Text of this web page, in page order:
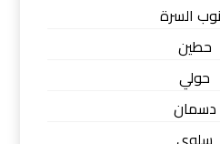
السرة
حطين
حولي
دسمان